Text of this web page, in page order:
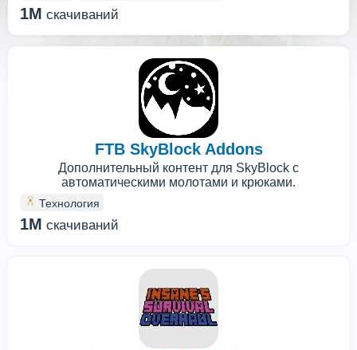
1M скачиваний
FTB SkyBlock Addons
Дополнительный контент для SkyBlock с
автоматическими молотами и крюками.
Технология
1M скачиваний